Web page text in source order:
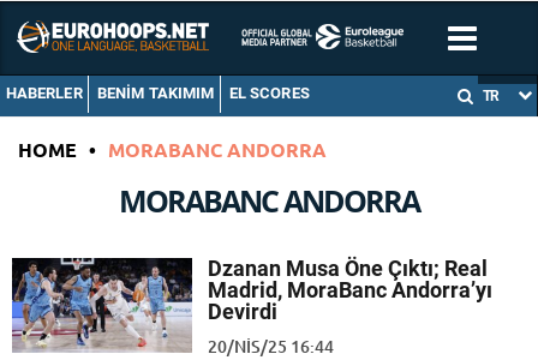
HABERLER BENIM TAKIMIM EL SCORES TR
HOME • MORABANC ANDORRA
MORABANC ANDORRA
Dzanan Musa Öne Çıktı; Real
Madrid, MoraBanc Andorra’yı
Devirdi
20/NIS/25 16:44